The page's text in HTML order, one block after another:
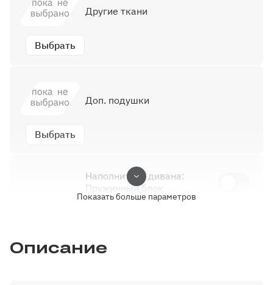
Выбрать
Другие ткани
Выбрать
Доп. подушки
Наполнитель дивана:
Пружинный блок
Наполнитель дивана:
Пенополиуретан ППУ
Показать больше параметров
Описание